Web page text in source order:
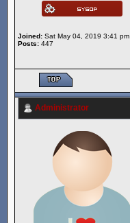
Joined: Sat May 04, 2019 3:41 pm
Posts: 447
Administrator